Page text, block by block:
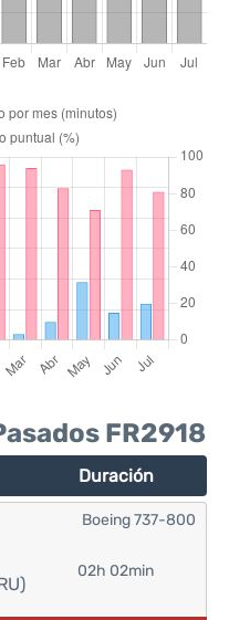
FR2918
Duración
02h 02min
Boeing 737-800